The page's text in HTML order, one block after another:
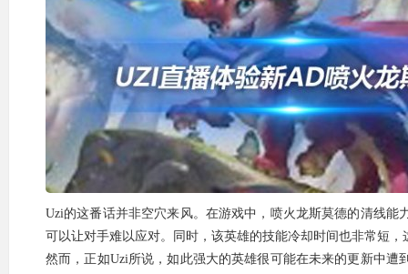
Uzi的这番话并非空穴来风。在游戏中，喷火龙斯莫德的清线
可以让对手难以应对。同时，该英雄的技能冷却时间也非常短
然而，正如Uzi所说，如此强大的英雄很可能在未来的更新中